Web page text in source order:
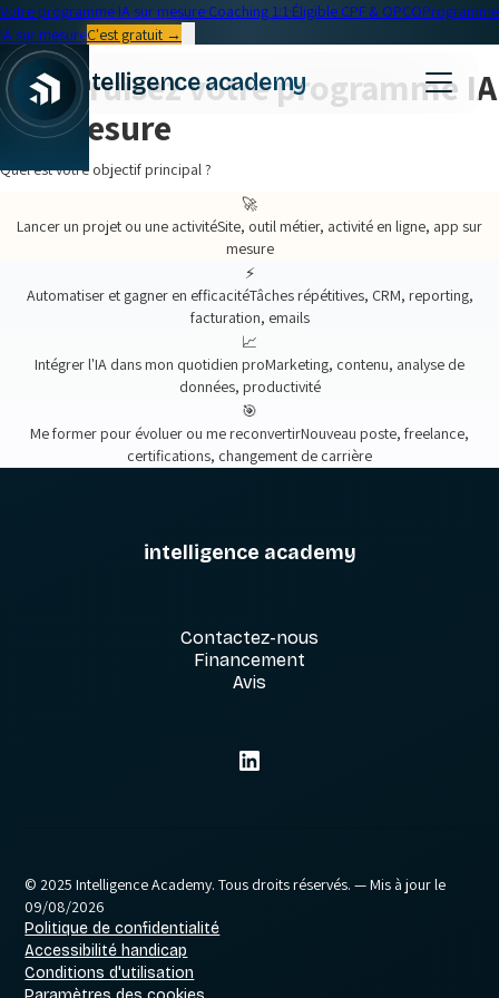
Votre programme IA sur mesure·Coaching 1:1·Éligible CPF & OPCOProgramme
IA sur mesureC'est gratuit →
intelligence academy
Construisez votre programme IA
sur mesure
Quel est votre objectif principal ?
🚀
Lancer un projet ou une activitéSite, outil métier, activité en ligne, app sur
mesure
⚡
Automatiser et gagner en efficacitéTâches répétitives, CRM, reporting,
facturation, emails
📈
Intégrer l'IA dans mon quotidien proMarketing, contenu, analyse de
données, productivité
🎯
Me former pour évoluer ou me reconvertirNouveau poste, freelance,
certifications, changement de carrière
intelligence academy
Contactez-nous
Financement
Avis
© 2025 Intelligence Academy. Tous droits réservés. — Mis à jour le
09/08/2026
Politique de confidentialité
Accessibilité handicap
Conditions d'utilisation